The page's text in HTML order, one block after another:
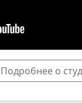
Подробнее о